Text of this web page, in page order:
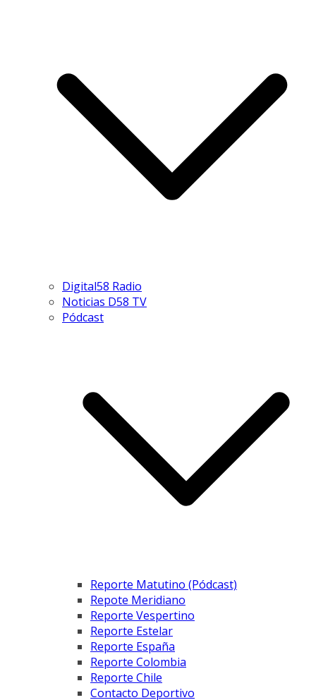
Digital58 Radio
Noticias D58 TV
Pódcast
Reporte Matutino (Pódcast)
Repote Meridiano
Reporte Vespertino
Reporte Estelar
Reporte España
Reporte Colombia
Reporte Chile
Contacto Deportivo